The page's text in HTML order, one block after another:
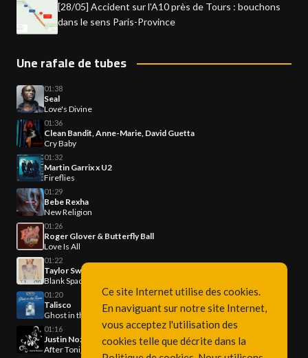
[28/05] Accident sur l'A10 près de Tours : bouchons
dans le sens Paris-Province
Une rafale de tubes
01:38
Seal
Love's Divine
01:36
Clean Bandit, Anne-Marie, David Guetta
Cry Baby
01:32
Martin Garrix x U2
Fireflies
01:29
Bebe Rexha
New Religion
01:26
Roger Glover & Butterfly Ball
Love Is All
01:22
Taylor Swift
Blank Space
01:20
Talisco
Ghost in the Room
01:16
Justin Nozuka
After Tonight
Ce site Internet utilise des cookies.
En naviguant sur notre site Internet,
vous acceptez l'utilisation des
cookies telle que décrite dans la